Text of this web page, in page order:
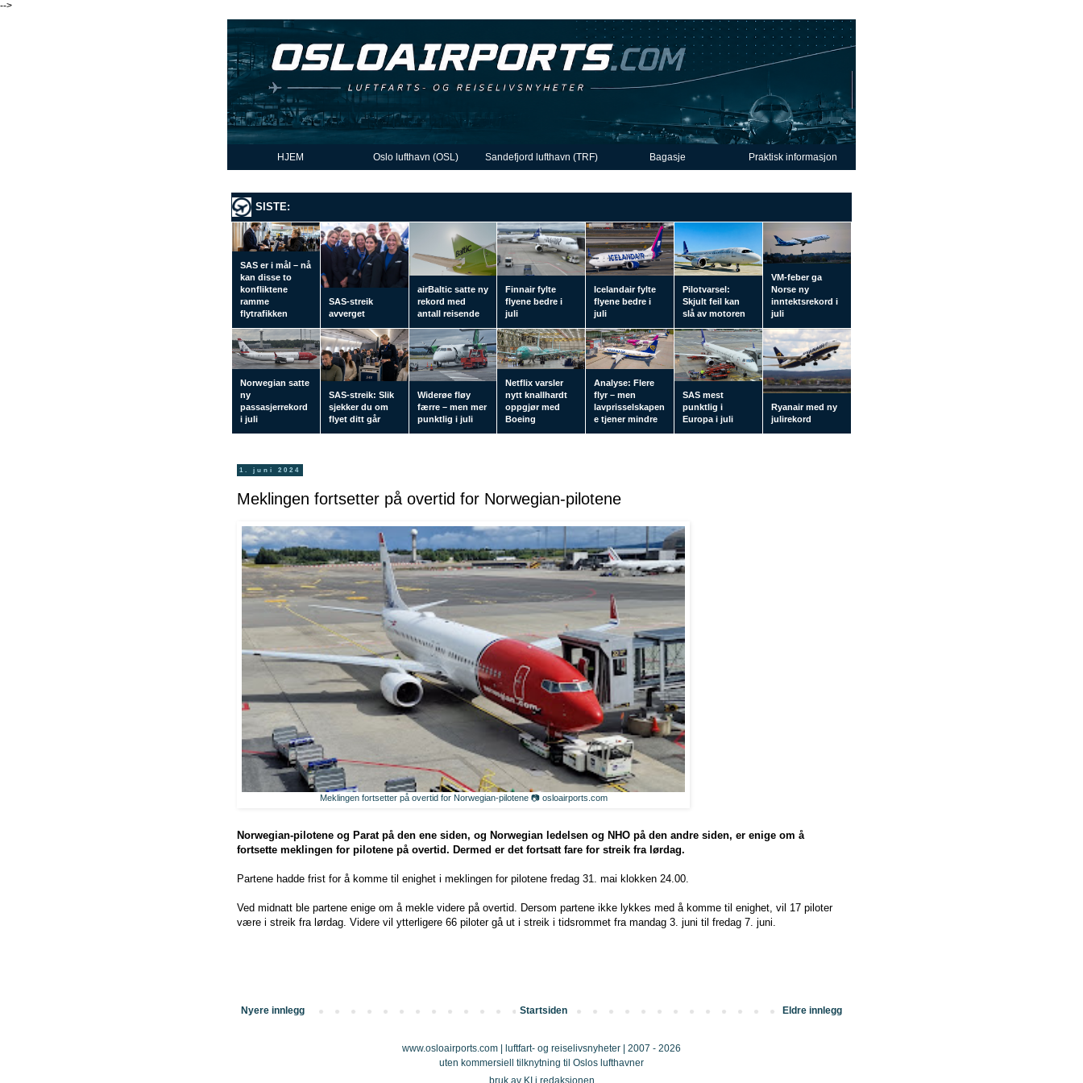
-->
HJEM Oslo lufthavn (OSL) Sandefjord lufthavn (TRF) Bagasje Praktisk informasjon
SISTE:
SAS er i mål – nå
kan disse to
konfliktene
ramme
flytrafikken
SAS-streik
avverget
airBaltic satte ny
rekord med
antall reisende
Finnair fylte
flyene bedre i
juli
Icelandair fylte
flyene bedre i
juli
Pilotvarsel:
Skjult feil kan
slå av motoren
VM-feber ga
Norse ny
inntektsrekord i
juli
Norwegian satte
ny
passasjerrekord
i juli
SAS-streik: Slik
sjekker du om
flyet ditt går
Widerøe fløy
færre – men mer
punktlig i juli
Netflix varsler
nytt knallhardt
oppgjør med
Boeing
Analyse: Flere
flyr – men
lavprisselskapen
e tjener mindre
SAS mest
punktlig i
Europa i juli
Ryanair med ny
julirekord
1. juni 2024
Meklingen fortsetter på overtid for Norwegian-pilotene
Meklingen fortsetter på overtid for Norwegian-pilotene 📷 osloairports.com
Norwegian-pilotene og Parat på den ene siden, og Norwegian ledelsen og NHO på den andre siden, er enige om å
fortsette meklingen for pilotene på overtid. Dermed er det fortsatt fare for streik fra lørdag.
Partene hadde frist for å komme til enighet i meklingen for pilotene fredag 31. mai klokken 24.00.
Ved midnatt ble partene enige om å mekle videre på overtid. Dersom partene ikke lykkes med å komme til enighet, vil 17 piloter
være i streik fra lørdag. Videre vil ytterligere 66 piloter gå ut i streik i tidsrommet fra mandag 3. juni til fredag 7. juni.
Nyere innlegg Eldre innlegg
Startsiden
www.osloairports.com | luftfart- og reiselivsnyheter | 2007 - 2026
uten kommersiell tilknytning til Oslos lufthavner
bruk av KI i redaksjonen